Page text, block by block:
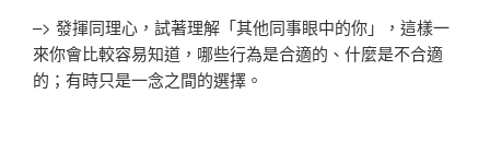
–> 發揮同理心，試著理解「其他同事眼中的你」，這樣一
來你會比較容易知道，哪些行為是合適的、什麼是不合適
的；有時只是一念之間的選擇。